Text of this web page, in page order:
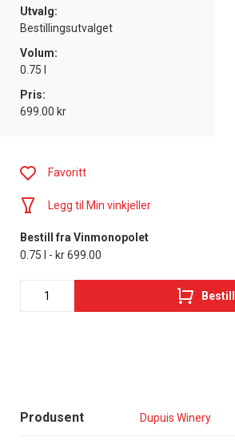
Utvalg:
Bestillingsutvalget
Volum:
0.75 l
Pris:
699.00 kr
Produsent Dupuis Winery
Favoritt
Legg til Min vinkjeller
Bestill fra Vinmonopolet
0.75 l - kr 699.00
Bestill